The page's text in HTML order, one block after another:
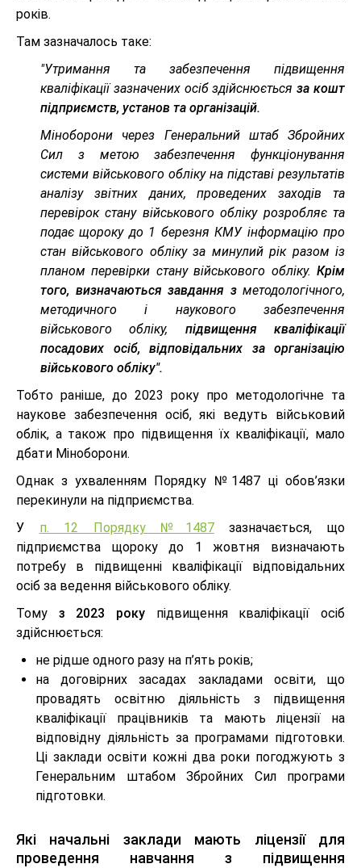
років.
Там зазначалось таке:
"Утримання та забезпечення підвищення
кваліфікації зазначених осіб здійснюється за кошт
підприємств, установ та організацій.
Міноборони через Генеральний штаб Збройних
Сил з метою забезпечення функціонування
системи військового обліку на підставі результатів
аналізу звітних даних, проведених заходів та
перевірок стану військового обліку розробляє та
подає щороку до 1 березня КМУ інформацію про
стан військового обліку за минулий рік разом із
планом перевірки стану військового обліку. Крім
того, визначаються завдання з методологічного,
методичного і наукового забезпечення
військового обліку, підвищення кваліфікації
посадових осіб, відповідальних за організацію
військового обліку".
Тобто раніше, до 2023 року про методологічне та
наукове забезпечення осіб, які ведуть військовий
облік, а також про підвищення їх кваліфікації, мало
дбати Міноборони.
Однак з ухваленням Порядку №1487 ці обов’язки
перекинули на підприємства.
У п. 12 Порядку №1487зазначається, що
підприємства щороку до 1 жовтня визначають
потребу в підвищенні кваліфікації відповідальних
осіб за ведення військового обліку.
Тому з 2023 року підвищення кваліфікації осіб
здійснюється:
не рідше одного разу на п’ять років;
на договірних засадах закладами освіти, що
провадять освітню діяльність з підвищення
кваліфікації працівників та мають ліцензії на
відповідну діяльність за програмами підготовки.
Ці заклади освіти кожні два роки погоджують з
Генеральним штабом Збройних Сил програми
підготовки.
Які начальні заклади мають ліцензії для
проведення навчання з підвищення